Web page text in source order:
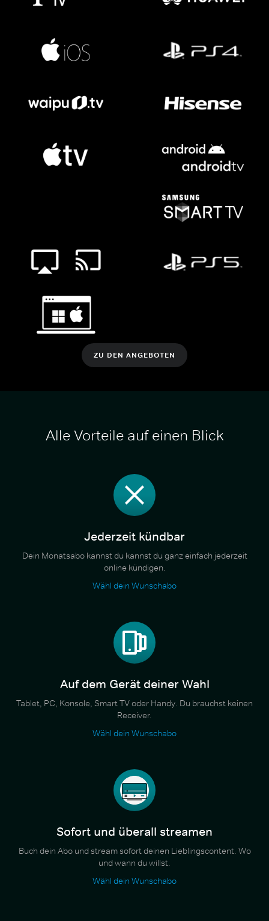
ZU DEN ANGEBOTEN
Alle Vorteile auf einen Blick
Jederzeit kündbar
Dein Monatsabo kannst du kannst du ganz einfach jederzeit
online kündigen.
Wähl dein Wunschabo
Auf dem Gerät deiner Wahl
Tablet, PC, Konsole, Smart TV oder Handy. Du brauchst keinen
Receiver.
Wähl dein Wunschabo
Sofort und überall streamen
Buch dein Abo und stream sofort deinen Lieblingscontent. Wo
und wann du willst.
Wähl dein Wunschabo